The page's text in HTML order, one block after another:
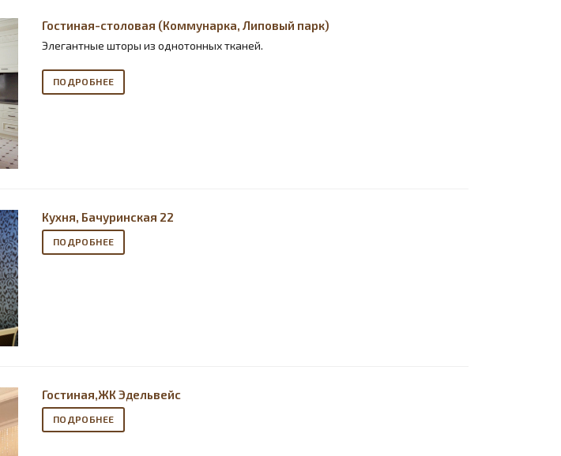
Гостиная-столовая (Коммунарка, Липовый парк)
Элегантные шторы из однотонных тканей.
ПОДРОБНЕЕ
Кухня, Бачуринская 22
ПОДРОБНЕЕ
Гостиная,ЖК Эдельвейс
ПОДРОБНЕЕ